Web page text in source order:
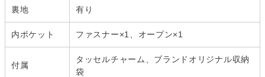
裏地 有り
内ポケット ファスナー×1、オープン×1
付属
タッセルチャーム、ブランドオリジナル収納
袋